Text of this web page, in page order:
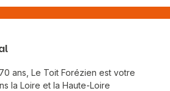
ans, Le Toit Forézien est votre
la Loire et la Haute-Loire